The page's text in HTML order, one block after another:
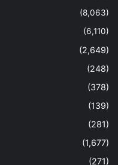
(8,063)
(6,110)
(2,649)
(248)
(378)
(139)
(281)
(1,677)
(271)